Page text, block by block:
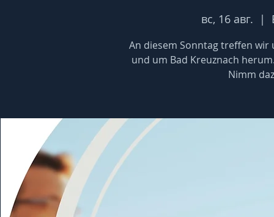
вс, 16 авг.
  |
An diesem Sonntag treffen
und um Bad Kreuznach
Nimm